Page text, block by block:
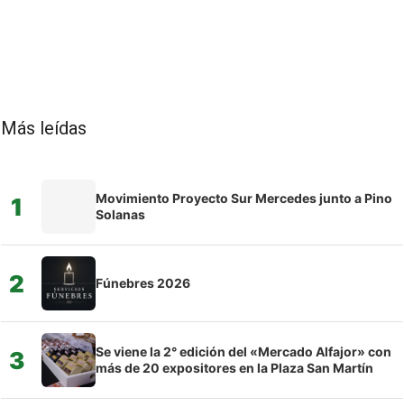
Más leídas
1
Movimiento Proyecto Sur Mercedes junto a Pino
Solanas
2 Fúnebres 2026
3
Se viene la 2° edición del «Mercado Alfajor» con
más de 20 expositores en la Plaza San Martín